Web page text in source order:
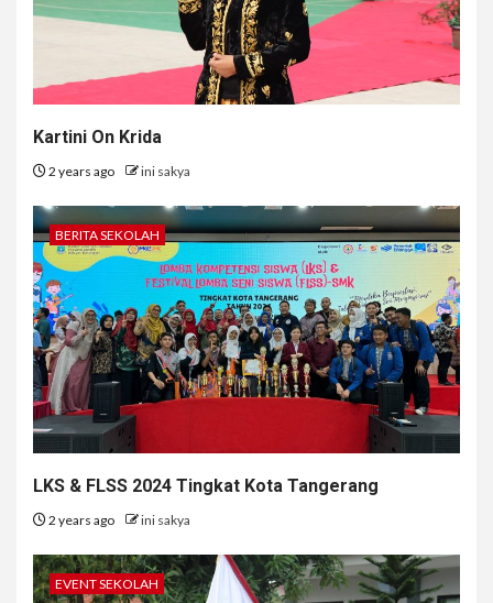
Kartini On Krida
2 years ago ini sakya
BERITA SEKOLAH
LKS & FLSS 2024 Tingkat Kota Tangerang
2 years ago ini sakya
EVENT SEKOLAH